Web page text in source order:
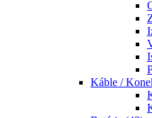
Káble /